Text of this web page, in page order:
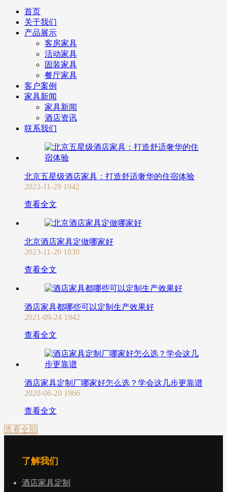
首页
关于我们
产品展示
客房家具
活动家具
固装家具
餐厅家具
客户案例
家具新闻
家具新闻
酒店资讯
联系我们
北京五星级酒店家具：打造舒适奢华的住宿体验
2023-11-29 1942
查看全文
北京酒店家具定做哪家好
2023-11-20 1830
查看全文
酒店家具都哪些可以定制生产效果好
2021-09-24 1942
查看全文
酒店家具定制厂哪家好怎么选？学会这几步更靠谱
2020-06-20 1966
查看全文
查看全部
了解我们
酒店家具定制